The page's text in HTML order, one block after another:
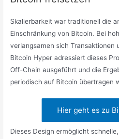
Skalierbarkeit war traditionell die
Einschränkung von Bitcoin. Bei
verlangsamen sich Transaktionen
Bitcoin Hyper adressiert dieses
Off-Chain ausgeführt und die
periodisch auf Bitcoin übertragen
Hier geht es zu
Dieses Design ermöglicht